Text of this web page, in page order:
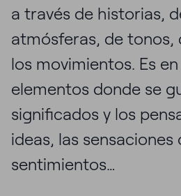
a través de historias,
atmósferas, de tonos,
los movimientos. Es
elementos donde se
significados y los
ideas, las sensaciones
sentimientos…